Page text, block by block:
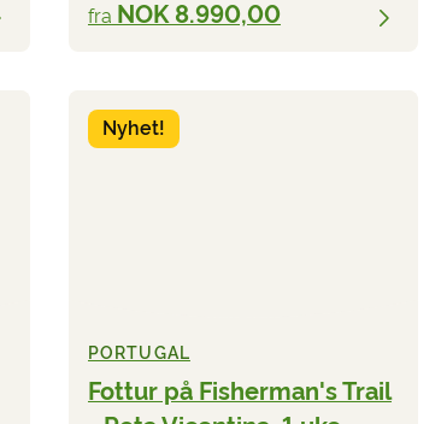
fra NOK 8.990,00
Nyhet!
PORTUGAL
Fottur på Fisherman's Trail